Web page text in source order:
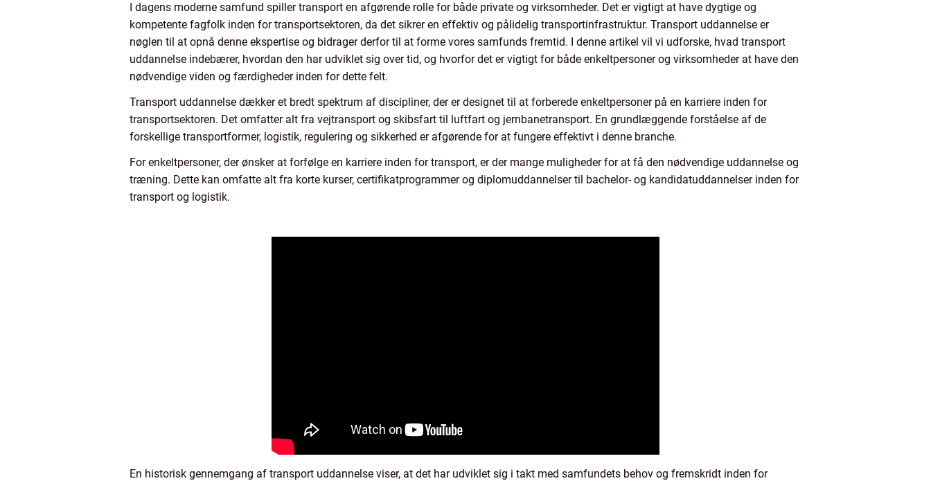
I dagens moderne samfund spiller transport en afgørende rolle for både private og virksomheder. Det er vigtigt at have dygtige og
kompetente fagfolk inden for transportsektoren, da det sikrer en effektiv og pålidelig transportinfrastruktur. Transport uddannelse er
nøglen til at opnå denne ekspertise og bidrager derfor til at forme vores samfunds fremtid. I denne artikel vil vi udforske, hvad transport
uddannelse indebærer, hvordan den har udviklet sig over tid, og hvorfor det er vigtigt for både enkeltpersoner og virksomheder at have den
nødvendige viden og færdigheder inden for dette felt.
Transport uddannelse dækker et bredt spektrum af discipliner, der er designet til at forberede enkeltpersoner på en karriere inden for
transportsektoren. Det omfatter alt fra vejtransport og skibsfart til luftfart og jernbanetransport. En grundlæggende forståelse af de
forskellige transportformer, logistik, regulering og sikkerhed er afgørende for at fungere effektivt i denne branche.
For enkeltpersoner, der ønsker at forfølge en karriere inden for transport, er der mange muligheder for at få den nødvendige uddannelse og
træning. Dette kan omfatte alt fra korte kurser, certifikatprogrammer og diplomuddannelser til bachelor- og kandidatuddannelser inden for
transport og logistik.
En historisk gennemgang af transport uddannelse viser, at det har udviklet sig i takt med samfundets behov og fremskridt inden for